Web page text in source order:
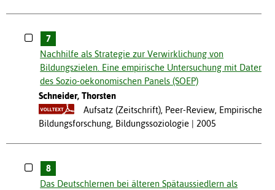
7
Nachhilfe als Strategie zur Verwirklichung von
Bildungszielen. Eine empirische Untersuchung mit Daten
des Sozio-oekonomischen Panels (SOEP)
Schneider, Thorsten
Aufsatz (Zeitschrift), Peer-Review, Empirische
Bildungsforschung, Bildungssoziologie
2005
8
Das Deutschlernen bei älteren Spätaussiedlern als